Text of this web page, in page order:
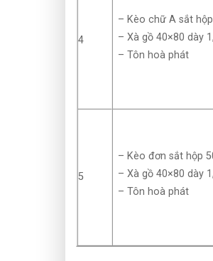
4
– Kèo chữ A sắt
– Xà gồ 40×80 dày
– Tôn hoà phát
5
– Kèo đơn sắt hộp
– Xà gồ 40×80 dày
– Tôn hoà phát